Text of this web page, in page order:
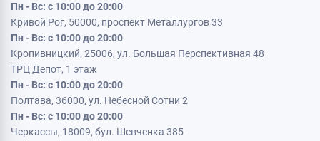
Пн - Вс: с 10:00 до 20:00
Кривой Рог, 50000, проспект Металлургов 33
Пн - Вс: с 10:00 до 20:00
Кропивницкий, 25006, ул. Большая Перспективная 48
ТРЦ Депот, 1 этаж
Пн - Вс: с 10:00 до 20:00
Полтава, 36000, ул. Небесной Сотни 2
Пн - Вс: с 10:00 до 20:00
Черкассы, 18009, бул. Шевченка 385